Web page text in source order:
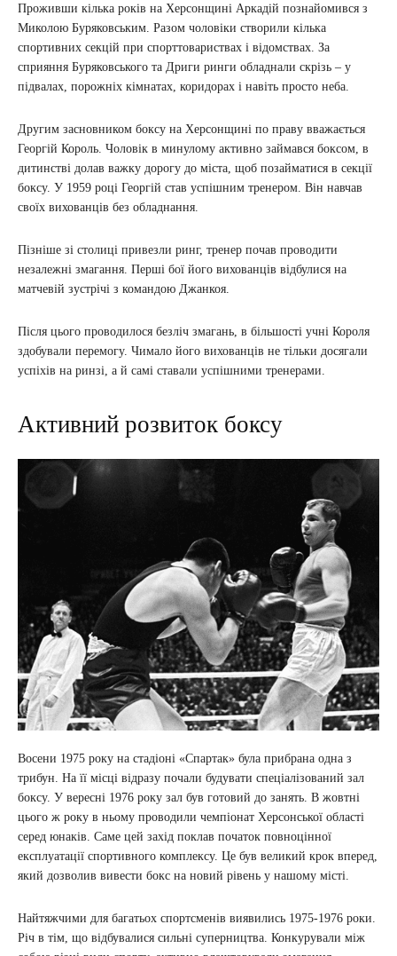
Проживши кілька років на Херсонщині Аркадій познайомився з
Миколою Буряковським. Разом чоловіки створили кілька
спортивних секцій при спорттовариствах і відомствах. За
сприяння Буряковського та Дриги ринги обладнали скрізь – у
підвалах, порожніх кімнатах, коридорах і навіть просто неба.
Другим засновником боксу на Херсонщині по праву вважається
Георгій Король. Чоловік в минулому активно займався боксом, в
дитинстві долав важку дорогу до міста, щоб позайматися в секції
боксу. У 1959 році Георгій став успішним тренером. Він навчав
своїх вихованців без обладнання.
Пізніше зі столиці привезли ринг, тренер почав проводити
незалежні змагання. Перші бої його вихованців відбулися на
матчевій зустрічі з командою Джанкоя.
Після цього проводилося безліч змагань, в більшості учні Короля
здобували перемогу. Чимало його вихованців не тільки досягали
успіхів на ринзі, а й самі ставали успішними тренерами.
Активний розвиток боксу
Восени 1975 року на стадіоні «Спартак» була прибрана одна з
трибун. На її місці відразу почали будувати спеціалізований зал
боксу. У вересні 1976 року зал був готовий до занять. В жовтні
цього ж року в ньому проводили чемпіонат Херсонської області
серед юнаків. Саме цей захід поклав початок повноцінної
експлуатації спортивного комплексу. Це був великий крок вперед,
який дозволив вивести бокс на новий рівень у нашому місті.
Найтяжчими для багатьох спортсменів виявились 1975-1976 роки.
Річ в тім, що відбувалися сильні суперництва. Конкурували між